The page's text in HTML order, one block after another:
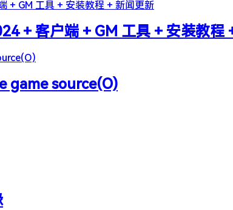
+ 客户端 + GM 工具 + 安装教程
game source(O)